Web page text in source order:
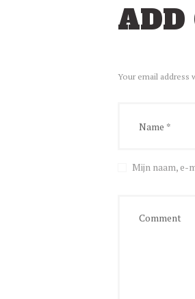
Your email address
Mijn naam, e-